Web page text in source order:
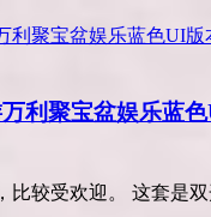
利聚宝盆娱乐蓝
比较受欢迎。 这套是